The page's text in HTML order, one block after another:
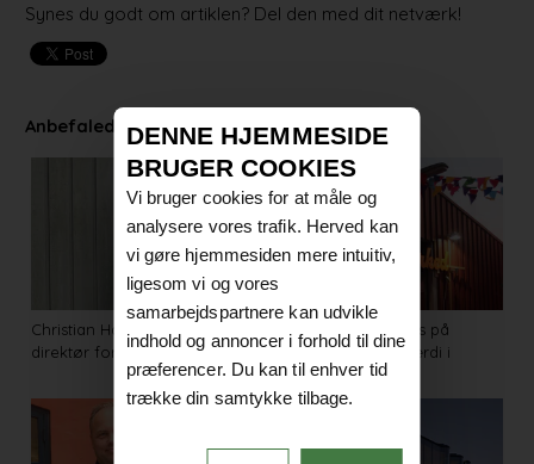
Synes du godt om artiklen? Del den med dit netværk!
Anbefalede artikler
Christian Hanak bliver ny
direktør for Træinformation
Festival sætter fokus på
kreative miljøers værdi i
byudvikling
DENNE HJEMMESIDE
BRUGER COOKIES
Vi bruger cookies for at måle og
analysere vores trafik. Herved kan
vi gøre hjemmesiden mere intuitiv,
ligesom vi og vores
samarbejdspartnere kan udvikle
indhold og annoncer i forhold til dine
præferencer. Du kan til enhver tid
trække din samtykke tilbage.